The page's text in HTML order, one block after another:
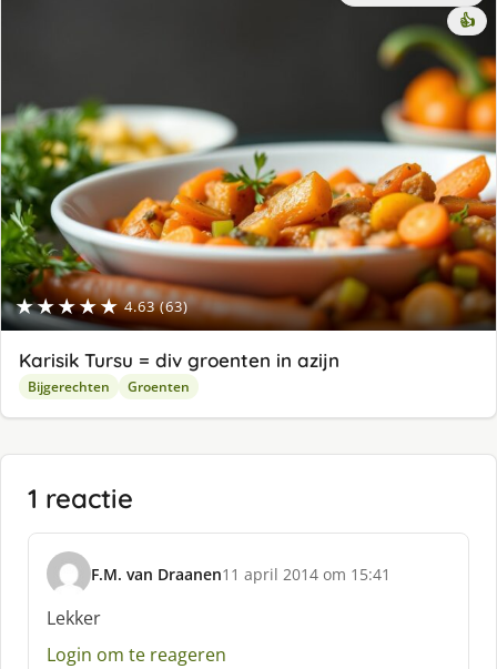
★★★★★ 4.63 (63)
👍
Karisik Tursu = div groenten in azijn
Bijgerechten Groenten
1 reactie
F.M. van Draanen
s
c
h
r
11 april 2014 om 15:41
Lekker
Login om te reageren